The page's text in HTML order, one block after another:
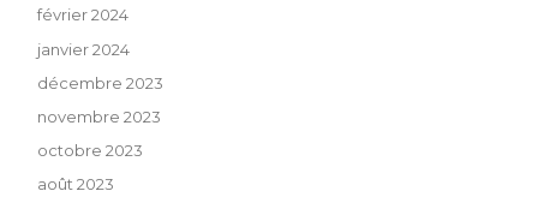
février 2024
janvier 2024
décembre 2023
novembre 2023
octobre 2023
août 2023